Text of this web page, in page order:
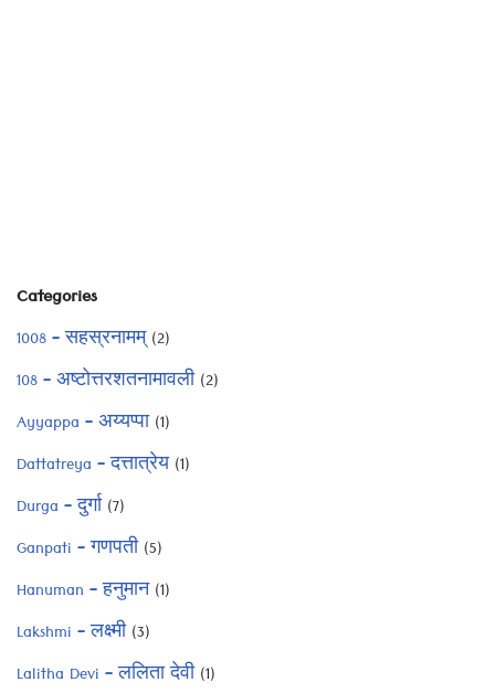
Categories
1008 – सहस्रनामम्(2)
108 – अष्टोत्तरशतनामावली(2)
Ayyappa – अय्यप्पा(1)
Dattatreya – दत्तात्रेय(1)
Durga – दुर्गा(7)
Ganpati – गणपती(5)
Hanuman – हनुमान(1)
Lakshmi – लक्ष्मी(3)
Lalitha Devi – ललिता देवी(1)